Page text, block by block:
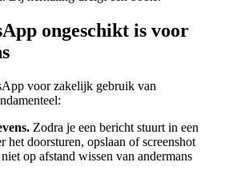
ongeschikt is voor
voor zakelijk gebruik van
Zodra je een bericht stuurt in een
het doorsturen, opslaan of screenshot
op afstand wissen van andermans